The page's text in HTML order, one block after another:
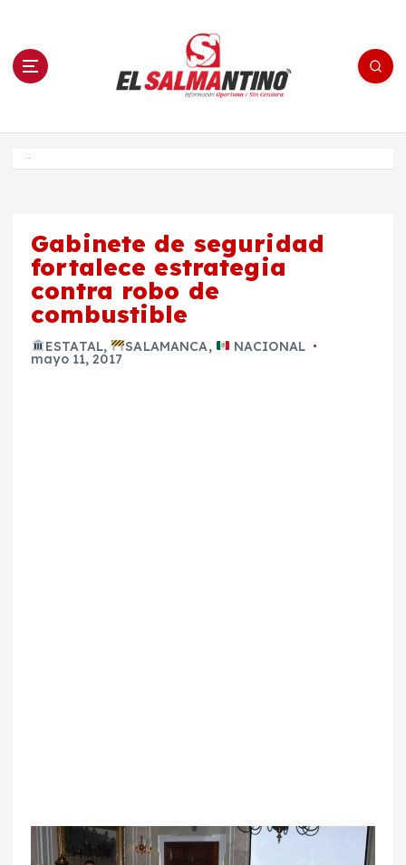
n El Salmantino - medios/noticias/editorial
Gabinete de seguridad
fortalece estrategia
contra robo de
combustible
ESTATAL, SALAMANCA, NACIONAL
mayo 11, 2017